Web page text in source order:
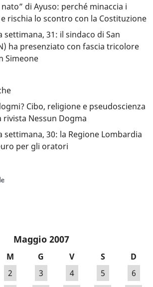
di Ayuso: perché minaccia i
rischia lo scontro con la Costituzione
settimana, 31: il sindaco di San
ha presenziato con fascia tricolore
Simeone
Cibo, religione e pseudoscienza
rivista Nessun Dogma
settimana, 30: la Regione Lombardia
per gli oratori
Maggio 2007
M G V S
D
2 3 4 5
6